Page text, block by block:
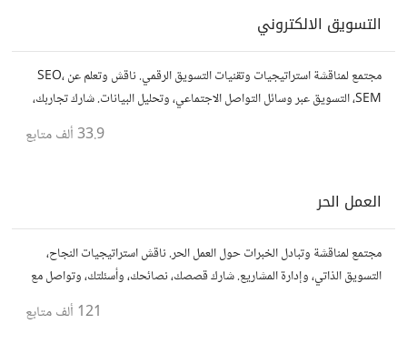
التسويق الالكتروني
مجتمع لمناقشة استراتيجيات وتقنيات التسويق الرقمي. ناقش وتعلم عن SEO،
SEM، التسويق عبر وسائل التواصل الاجتماعي، وتحليل البيانات. شارك تجاربك،
33.9 ألف متابع
العمل الحر
مجتمع لمناقشة وتبادل الخبرات حول العمل الحر. ناقش استراتيجيات النجاح،
التسويق الذاتي، وإدارة المشاريع. شارك قصصك، نصائحك، وأسئلتك، وتواصل مع
121 ألف متابع